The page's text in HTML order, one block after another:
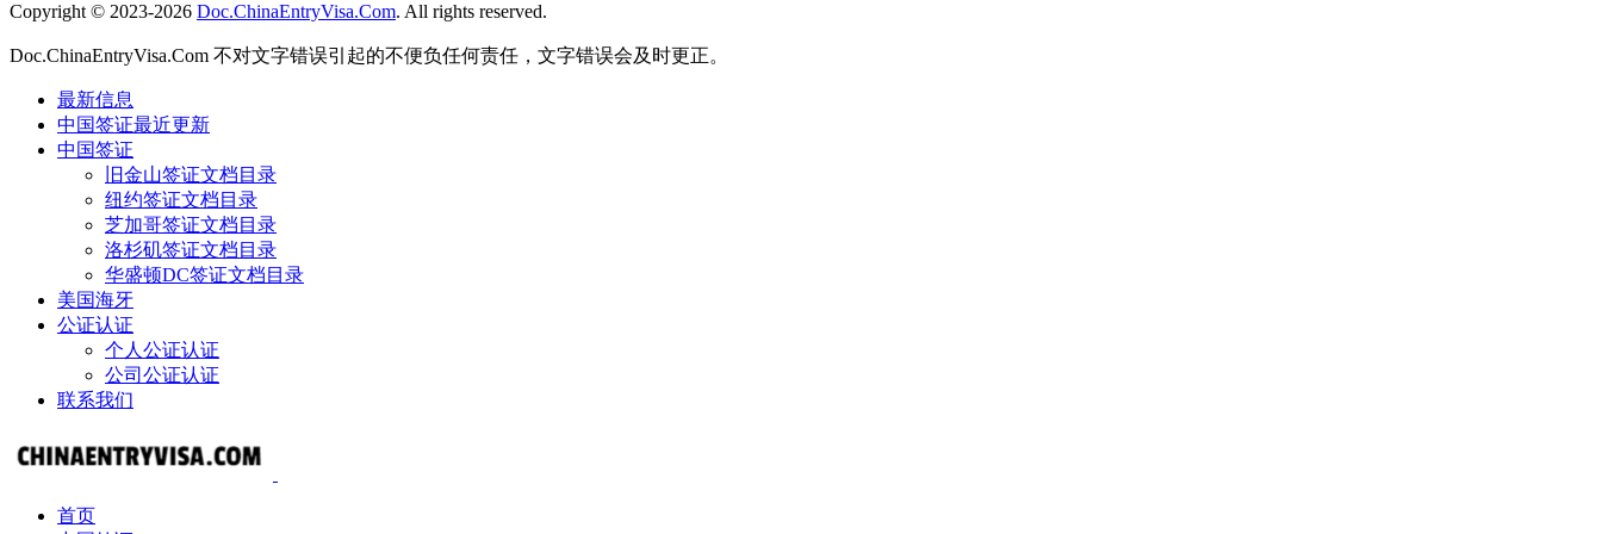
Copyright © 2023-2026 Doc.ChinaEntryVisa.Com. All rights reserved.
Doc.ChinaEntryVisa.Com 不对文字错误引起的不便负任何责任，文字错误会及时更正。
最新信息
中国签证最近更新
中国签证
旧金山签证文档目录
纽约签证文档目录
芝加哥签证文档目录
洛杉矶签证文档目录
华盛顿DC签证文档目录
美国海牙
公证认证
个人公证认证
公司公证认证
联系我们
首页